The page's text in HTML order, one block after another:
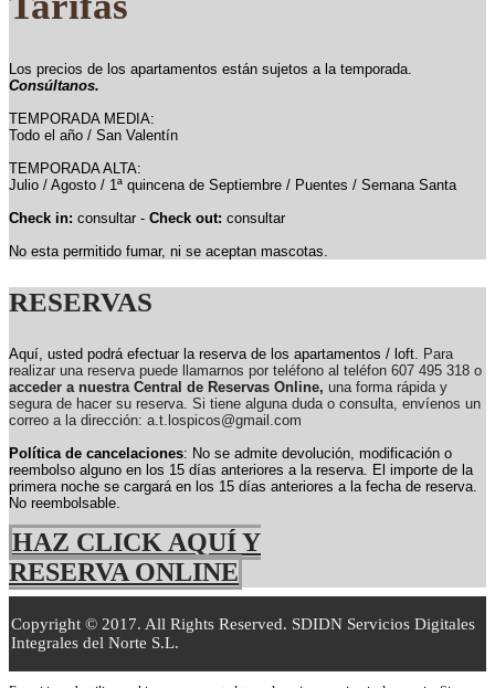
Los precios de los apartamentos están sujetos a la temporada.
Consúltanos.
TEMPORADA MEDIA:
Todo el año / San Valentín
TEMPORADA ALTA:
Julio / Agosto / 1ª quincena de Septiembre / Puentes / Semana Santa
Check in: consultar - Check out: consultar
No esta permitido fumar, ni se aceptan mascotas.
RESERVAS
Aquí, usted podrá efectuar la reserva de los apartamentos / loft.
Para
realizar una reserva puede llamarnos por teléfono al teléfon 607 495 318 o
acceder a nuestra Central de Reservas Online, una forma rápida y
segura de hacer su reserva. Si tiene alguna duda o consulta, envíenos un
correo a la dirección: a.t.lospicos@gmail.com
Política de cancelaciones: No se admite devolución, modificación o
reembolso alguno en los 15 días anteriores a la reserva.
El importe de la
primera noche se cargará en los 15 días anteriores a la fecha de reserva.
No reembolsable.
HAZ CLICK AQUÍ Y
RESERVA ONLINE
Copyright © 2017. All Rights Reserved. SDIDN Servicios Digitales
Integrales del Norte S.L.